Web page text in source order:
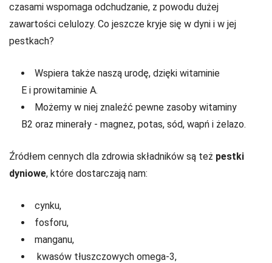
czasami wspomaga odchudzanie, z powodu dużej
zawartości celulozy. Co jeszcze kryje się w dyni i w jej
pestkach?
Wspiera także naszą urodę, dzięki witaminie
E i prowitaminie A.
Możemy w niej znaleźć pewne zasoby witaminy
B2 oraz minerały - magnez, potas, sód, wapń i żelazo.
Źródłem cennych dla zdrowia składników są też pestki
dyniowe, które dostarczają nam:
cynku,
fosforu,
manganu,
kwasów tłuszczowych omega-3,